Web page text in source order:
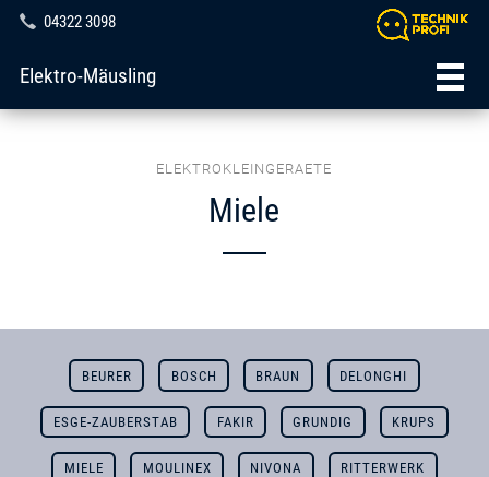
04322 3098
Elektro-Mäusling
ELEKTROKLEINGERAETE
Miele
BEURER BOSCH BRAUN DELONGHI
ESGE-ZAUBERSTAB FAKIR GRUNDIG KRUPS
MIELE MOULINEX NIVONA RITTERWERK